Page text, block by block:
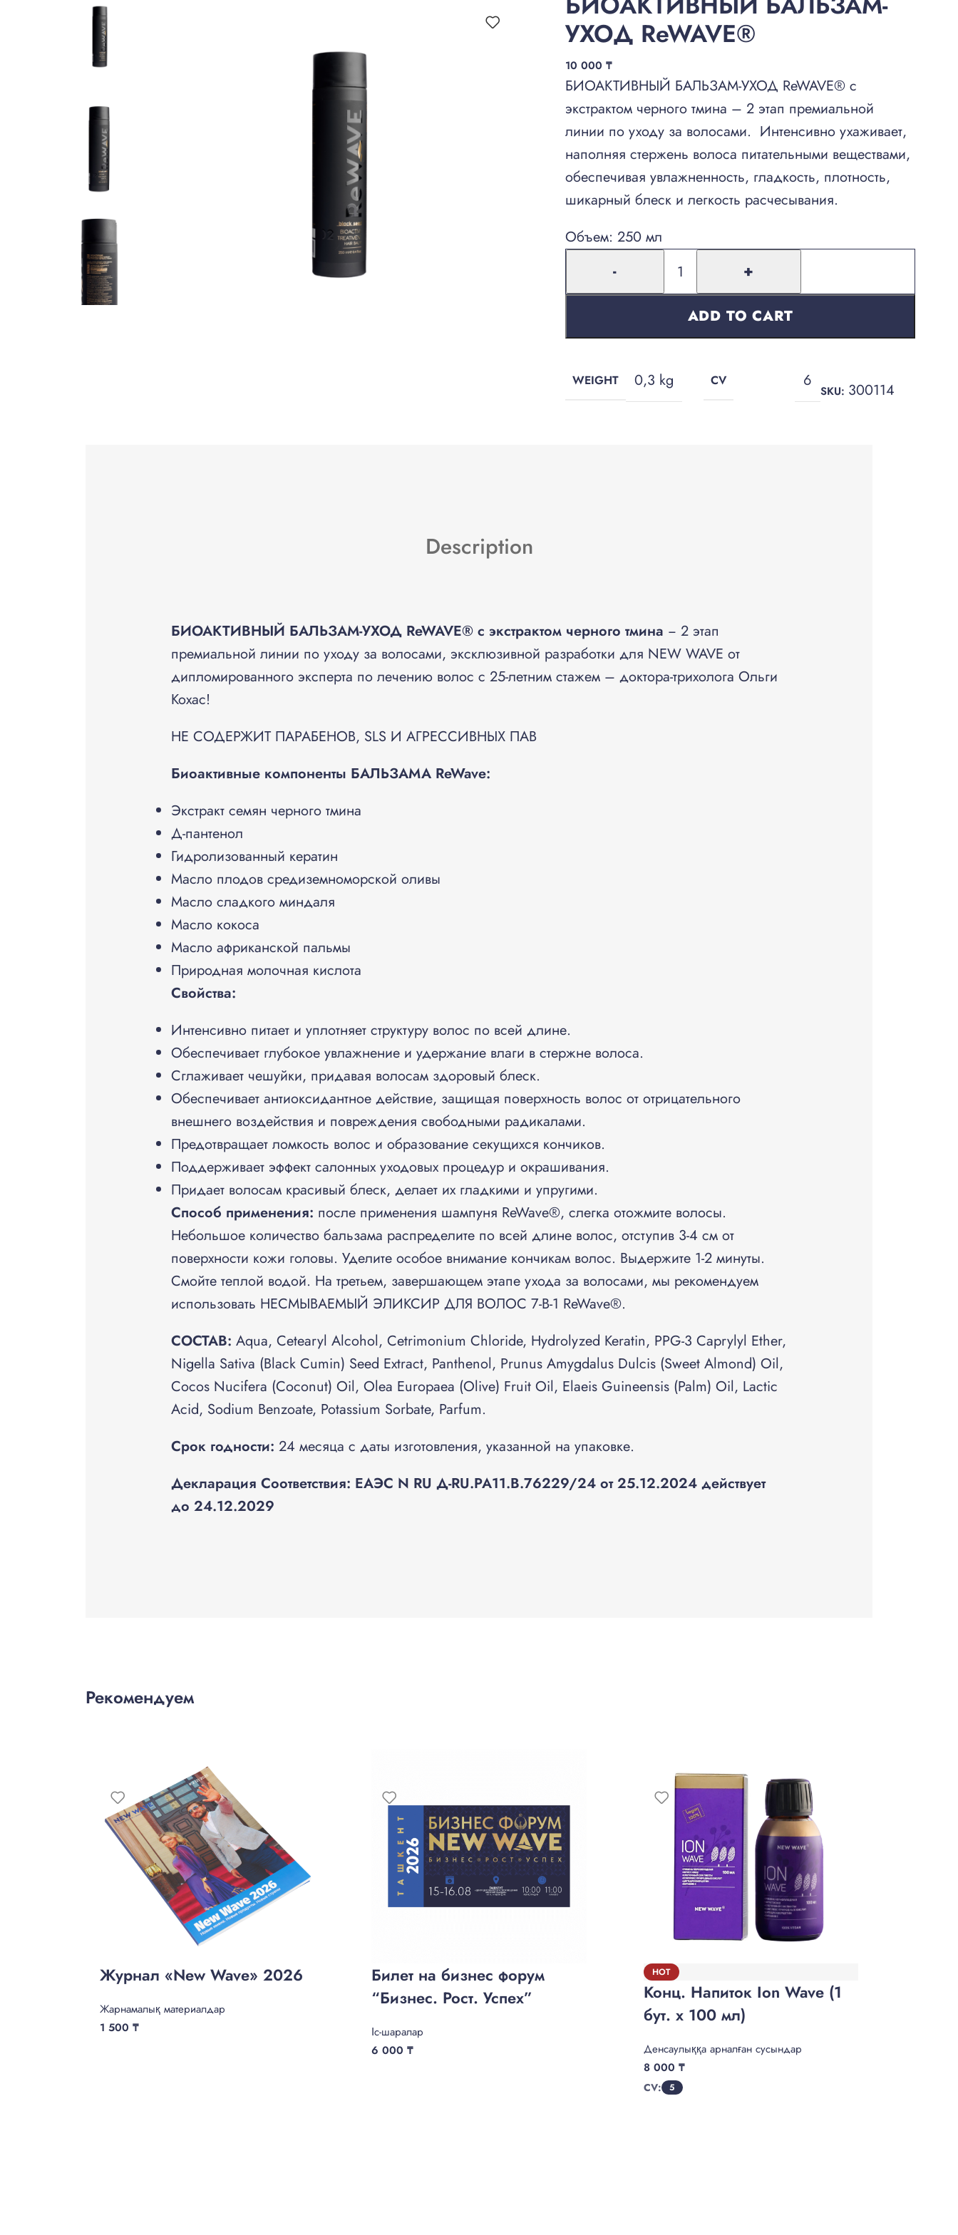
УХОД ReWAVE®
10 000₸
БИОАКТИВНЫЙ БАЛЬЗАМ-УХОД ReWAVE® с
экстрактом черного тмина – 2 этап премиальной
линии по уходу за волосами. Интенсивно ухаживает,
наполняя стержень волоса питательными веществами,
обеспечивая увлажненность, гладкость, плотность,
шикарный блеск и легкость расчесывания.
Объем: 250 мл
-
+
ADD TO CART
WEIGHT 0,3 kg CV 6
SKU: 300114
Description
БИОАКТИВНЫЙ БАЛЬЗАМ-УХОД ReWAVE® с экстрактом черного тмина − 2 этап
премиальной линии по уходу за волосами, эксклюзивной разработки для NEW WAVE от
дипломированного эксперта по лечению волос с 25-летним стажем – доктора-трихолога Ольги
Кохас!
НЕ СОДЕРЖИТ ПАРАБЕНОВ, SLS И АГРЕССИВНЫХ ПАВ
Биоактивные компоненты БАЛЬЗАМА ReWave:
Экстракт семян черного тмина
Д-пантенол
Гидролизованный кератин
Масло плодов средиземноморской оливы
Масло сладкого миндаля
Масло кокоса
Масло африканской пальмы
Природная молочная кислота
Свойства:
Интенсивно питает и уплотняет структуру волос по всей длине.
Обеспечивает глубокое увлажнение и удержание влаги в стержне волоса.
Сглаживает чешуйки, придавая волосам здоровый блеск.
Обеспечивает антиоксидантное действие, защищая поверхность волос от отрицательного
внешнего воздействия и повреждения свободными радикалами.
Предотвращает ломкость волос и образование секущихся кончиков.
Поддерживает эффект салонных уходовых процедур и окрашивания.
Придает волосам красивый блеск, делает их гладкими и упругими.
Способ применения: после применения шампуня ReWave®, слегка отожмите волосы.
Небольшое количество бальзама распределите по всей длине волос, отступив 3-4 см от
поверхности кожи головы. Уделите особое внимание кончикам волос. Выдержите 1-2 минуты.
Смойте теплой водой. На третьем, завершающем этапе ухода за волосами, мы рекомендуем
использовать НЕСМЫВАЕМЫЙ ЭЛИКСИР ДЛЯ ВОЛОС 7-В-1 ReWave®.
СОСТАВ: Aqua, Cetearyl Alcohol, Cetrimonium Chloride, Hydrolyzed Keratin, PPG-3 Caprylyl Ether,
Nigella Sativa (Black Cumin) Seed Extract, Panthenol, Prunus Amygdalus Dulcis (Sweet Almond) Oil,
Cocos Nucifera (Coconut) Oil, Olea Europaea (Olive) Fruit Oil, Elaeis Guineensis (Palm) Oil, Lactic
Acid, Sodium Benzoate, Potassium Sorbate, Parfum.
Срок годности: 24 месяца с даты изготовления, указанной на упаковке.
Декларация Соответствия: ЕАЭС N RU Д-RU.РА11.В.76229/24 от 25.12.2024 действует
до 24.12.2029
Рекомендуем
Журнал «New Wave» 2026
Жарнамалық материалдар
1 500 ₸
Билет на бизнес форум
“Бизнес. Рост. Успех”
Іс-шаралар
6 000₸
HOT
Конц. Напиток Ion Wave (1
бут. х 100 мл)
Денсаулыққа арналған сусындар
8 000 ₸
CV: 5